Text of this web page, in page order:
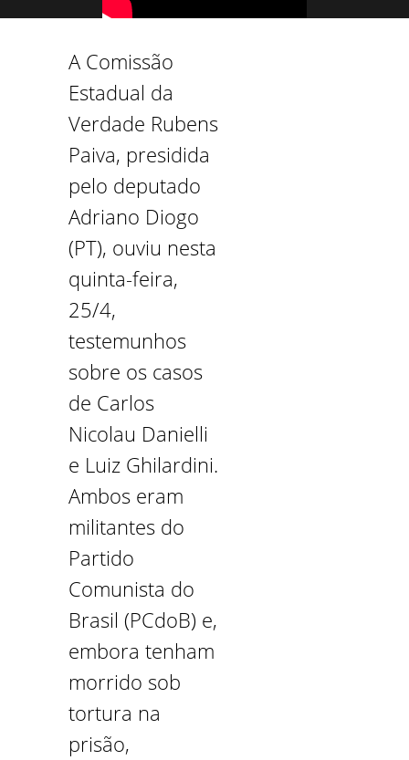
A Comissão
Estadual da
Verdade Rubens
Paiva, presidida
pelo deputado
Adriano Diogo
(PT), ouviu nesta
quinta-feira,
25/4,
testemunhos
sobre os casos
de Carlos
Nicolau Danielli
e Luiz Ghilardini.
Ambos eram
militantes do
Partido
Comunista do
Brasil (PCdoB) e,
embora tenham
morrido sob
tortura na
prisão,